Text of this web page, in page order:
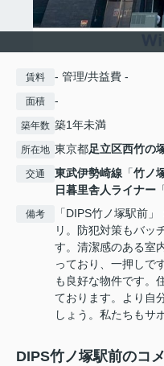
賃料 - 管理/共益費 -
面積 -
築年数 築1年未満
所在地 東京都足立区西竹の
交通 東武伊勢崎線 「竹ノ
日暮里舎人ライナー
備考
「DIPS竹ノ塚駅前
リ。防犯対策もバッ
す。清潔感のある室
っており、一押しで
も良好な物件です。
ております。より自
しょう。私たちもサ
DIPS竹ノ塚駅前のコ